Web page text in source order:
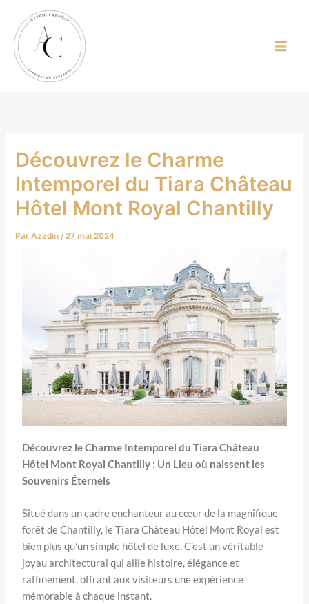
principal
contenu
Découvrez le Charme
Intemporel du Tiara Château
Hôtel Mont Royal Chantilly
ParAzzdin/27 mai 2024
Découvrez le Charme Intemporel du Tiara Château
Hôtel Mont Royal Chantilly : Un Lieu où naissent les
Souvenirs Éternels
Situé dans un cadre enchanteur au cœur de la magnifique
forêt de Chantilly, le Tiara Château Hôtel Mont Royal est
bien plus qu’un simple hôtel de luxe. C’est un véritable
joyau architectural qui allie histoire, élégance et
raffinement, offrant aux visiteurs une expérience
mémorable à chaque instant.